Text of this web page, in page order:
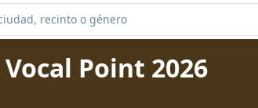
Point 2026